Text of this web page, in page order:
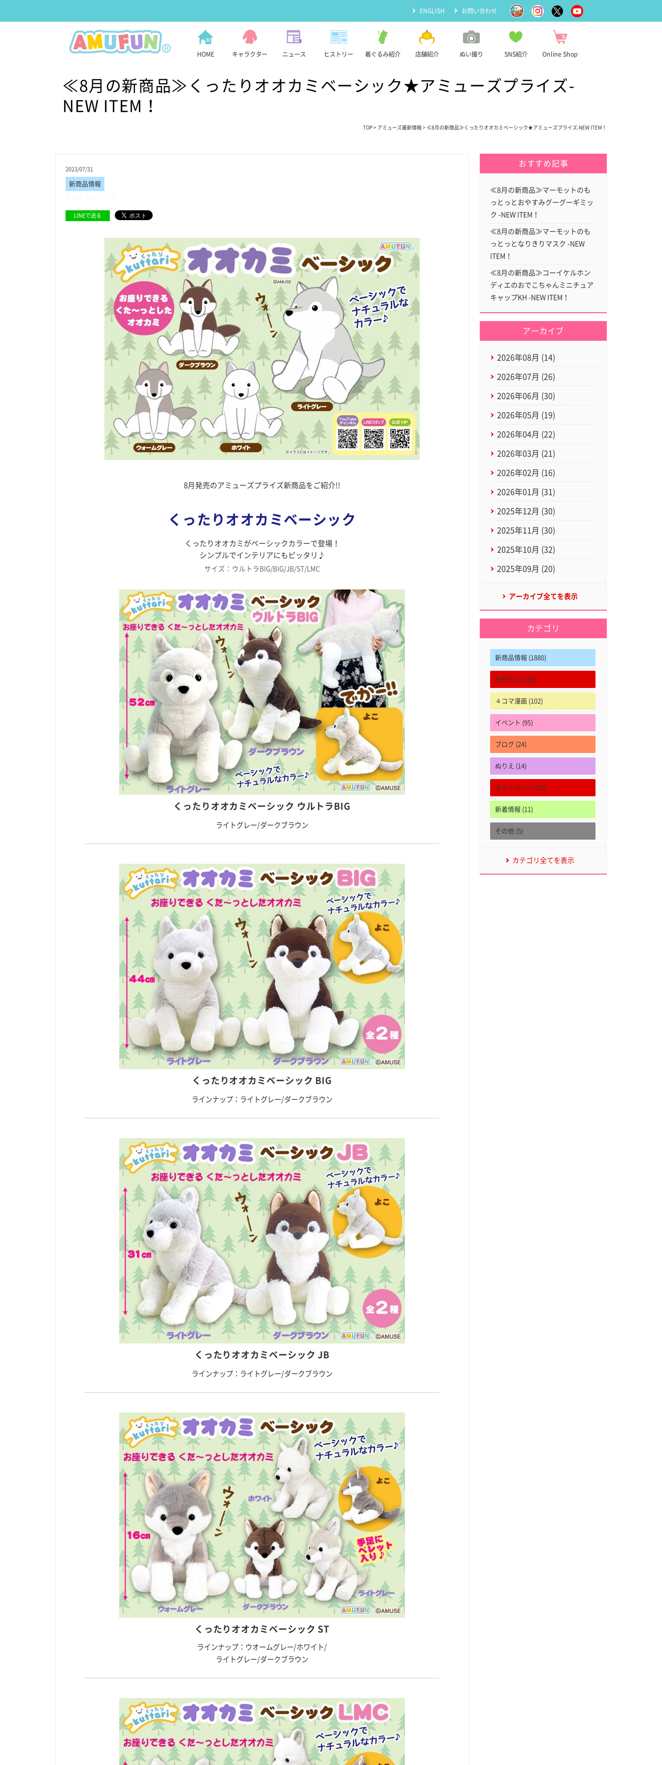
ENGLISH お問い合わせ
HOME キャラクター ニュース ヒストリー 着ぐるみ紹介 店舗紹介 ぬい撮り SNS紹介 Online Shop
≪8月の新商品≫くったりオオカミベーシック★アミューズプライズ-
NEW ITEM！
TOP > アミューズ最新情報 > ≪8月の新商品≫くったりオオカミベーシック★アミューズプライズ-NEW ITEM！
2023/07/31
新商品情報
LINEで送る
8月発売のアミューズプライズ新商品をご紹介!!
くったりオオカミベーシック
くったりオオカミがベーシックカラーで登場！
シンプルでインテリアにもピッタリ♪
サイズ：ウルトラBIG/BIG/JB/ST/LMC
くったりオオカミベーシック ウルトラBIG
ライトグレー/ダークブラウン
くったりオオカミベーシック BIG
ラインナップ：ライトグレー/ダークブラウン
くったりオオカミベーシック JB
ラインナップ：ライトグレー/ダークブラウン
くったりオオカミベーシック ST
ラインナップ：ウオームグレー/ホワイト/
ライトグレー/ダークブラウン
おすすめ記事
≪8月の新商品≫マーモットのも
っとっとおやすみグーグーギミッ
ク -NEW ITEM！
≪8月の新商品≫マーモットのも
っとっとなりきりマスク -NEW
ITEM！
≪8月の新商品≫コーイケルホン
ディエのおでこちゃんミニチュア
キャップKH -NEW ITEM！
アーカイブ
2026年08月 (14)
2026年07月 (26)
2026年06月 (30)
2026年05月 (19)
2026年04月 (22)
2026年03月 (21)
2026年02月 (16)
2026年01月 (31)
2025年12月 (30)
2025年11月 (30)
2025年10月 (32)
2025年09月 (20)
アーカイブ全てを表示
カテゴリ
新商品情報 (1880)
お知らせ (168)
４コマ漫画 (102)
イベント (95)
ブログ (24)
ぬりえ (14)
キャンペーン (13)
新着情報 (11)
その他 (5)
カテゴリ全てを表示